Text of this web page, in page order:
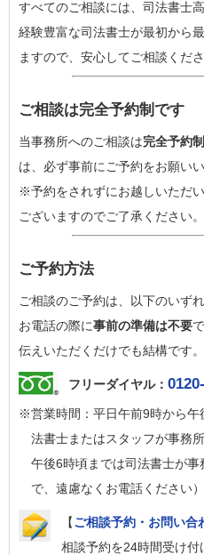
すべてのご相談には、司法書士
経験豊富な司法書士が最初から
ますので、安心してご相談くださ
ご相談は完全予約制です
当事務所へのご相談は完全予約制
は、必ず事前にご予約をお願いい
※予約をされずにお越しいただ
ございますのでご了承ください。
ご予約方法
ご相談のご予約は、以下のいず
お電話の際に事前の準備は不要
伝えいただくだけでも結構です。
フリーダイヤル：
※営業時間：平日午前9時から午
法書士またはスタッフが事務
午後6時頃までは司法書士が
で、遠慮なくお電話ください）
【ご相談予約・お問い合
相談予約を24時間受け付